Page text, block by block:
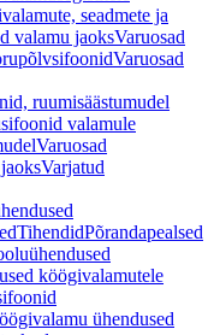
seadmete ja
valamu jaoksVaruosad
Varuosad
ruumisäästumudel
valamule
Varuosad
Varjatud
TihendidPõrandapealsed
köögivalamutele
ühendused